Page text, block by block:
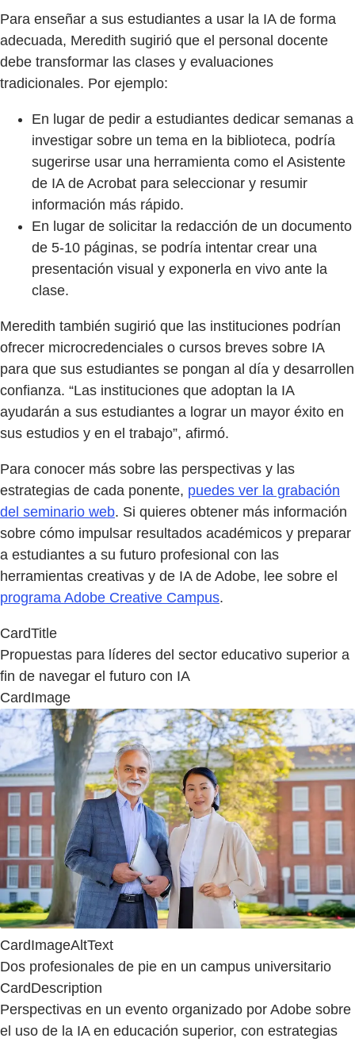
Para enseñar a sus estudiantes a usar la IA de forma
adecuada, Meredith sugirió que el personal docente
debe transformar las clases y evaluaciones
tradicionales. Por ejemplo:
En lugar de pedir a estudiantes dedicar semanas a
investigar sobre un tema en la biblioteca, podría
sugerirse usar una herramienta como el Asistente
de IA de Acrobat para seleccionar y resumir
información más rápido.
En lugar de solicitar la redacción de un documento
de 5-10 páginas, se podría intentar crear una
presentación visual y exponerla en vivo ante la
clase.
Meredith también sugirió que las instituciones podrían
ofrecer microcredenciales o cursos breves sobre IA
para que sus estudiantes se pongan al día y desarrollen
confianza. “Las instituciones que adoptan la IA
ayudarán a sus estudiantes a lograr un mayor éxito en
sus estudios y en el trabajo”, afirmó.
Para conocer más sobre las perspectivas y las
estrategias de cada ponente, puedes ver la grabación
del seminario web. Si quieres obtener más información
sobre cómo impulsar resultados académicos y preparar
a estudiantes a su futuro profesional con las
herramientas creativas y de IA de Adobe, lee sobre el
programa Adobe Creative Campus.
CardTitle
Propuestas para líderes del sector educativo superior a
fin de navegar el futuro con IA
CardImage
CardImageAltText
Dos profesionales de pie en un campus universitario
CardDescription
Perspectivas en un evento organizado por Adobe sobre
el uso de la IA en educación superior, con estrategias